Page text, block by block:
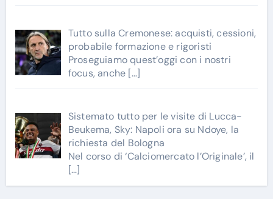
Tutto sulla Cremonese: acquisti, cessioni,
probabile formazione e rigoristi
Proseguiamo quest’oggi con i nostri
focus, anche […]
Sistemato tutto per le visite di Lucca-
Beukema, Sky: Napoli ora su Ndoye, la
richiesta del Bologna
Nel corso di ‘Calciomercato l’Originale’, il
[…]